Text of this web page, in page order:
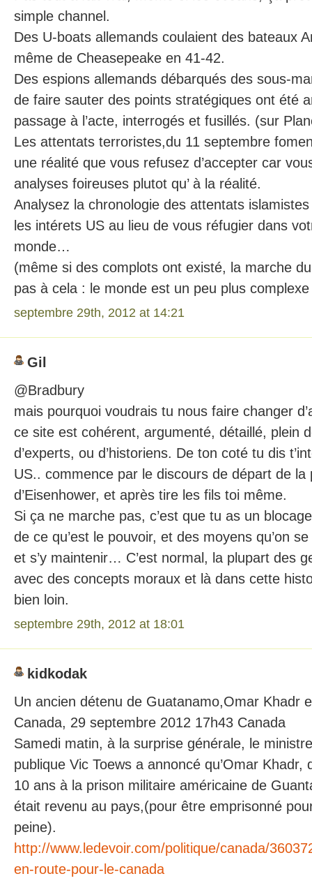
simple channel.
Des U-boats allemands coulaient des bateaux
même de Cheasepeake en 41-42.
Des espions allemands débarqués des sous-
de faire sauter des points stratégiques ont été
passage à l’acte, interrogés et fusillés. (sur
Les attentats terroristes,du 11 septembre
une réalité que vous refusez d’accepter car
analyses foireuses plutot qu’ à la réalité.
Analysez la chronologie des attentats
les intérets US au lieu de vous réfugier dans
monde…
(même si des complots ont existé, la marche
pas à cela : le monde est un peu plus
septembre 29th, 2012 at 14:21
Gil
@Bradbury
mais pourquoi voudrais tu nous faire changer
ce site est cohérent, argumenté, détaillé, plein
d’experts, ou d’historiens. De ton coté tu dis
US.. commence par le discours de départ de la
d’Eisenhower, et après tire les fils toi même.
Si ça ne marche pas, c’est que tu as un
de ce qu’est le pouvoir, et des moyens qu’on
et s’y maintenir… C’est normal, la plupart des
avec des concepts moraux et là dans cette
bien loin.
septembre 29th, 2012 at 18:01
kidkodak
Un ancien détenu de Guatanamo,Omar Khadr
Canada, 29 septembre 2012 17h43 Canada
Samedi matin, à la surprise générale, le
publique Vic Toews a annoncé qu’Omar Khadr,
10 ans à la prison militaire américaine de
était revenu au pays,(pour être emprisonné
peine).
http://www.ledevoir.com/politique/canada/
en-route-pour-le-canada